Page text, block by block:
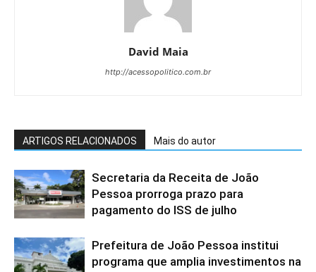
David Maia
http://acessopolitico.com.br
ARTIGOS RELACIONADOS Mais do autor
Secretaria da Receita de João
Pessoa prorroga prazo para
pagamento do ISS de julho
Prefeitura de João Pessoa institui
programa que amplia investimentos na